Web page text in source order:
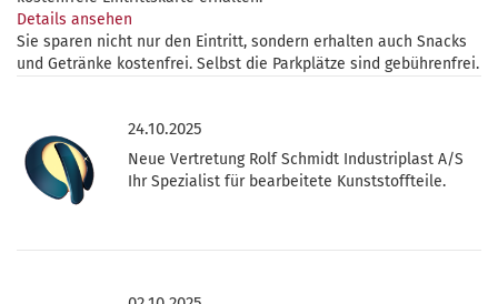
Details ansehen
Sie sparen nicht nur den Eintritt, sondern erhalten auch Snacks
und Getränke kostenfrei. Selbst die Parkplätze sind gebührenfrei.
24.10.2025
Neue Vertretung Rolf Schmidt Industriplast A/S
Ihr Spezialist für bearbeitete Kunststoffteile.